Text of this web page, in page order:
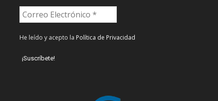
He leído y acepto la Política de Privacidad